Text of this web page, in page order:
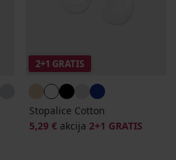
2+1 GRATIS
Stopalice Cotton
5,29 € akcija 2+1 GRATIS